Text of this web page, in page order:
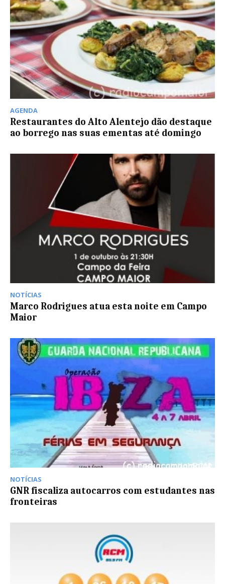
AGENDA
Restaurantes do Alto Alentejo dão destaque
ao borrego nas suas ementas até domingo
NOTÍCIAS
Marco Rodrigues atua esta noite em Campo
Maior
NOTÍCIAS
GNR fiscaliza autocarros com estudantes nas
fronteiras